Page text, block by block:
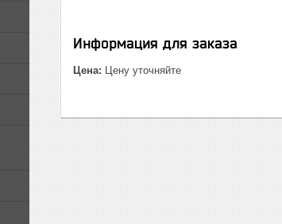
Информация для заказа
Цена: Цену уточняйте